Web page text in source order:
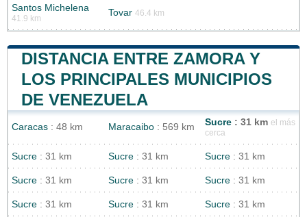
Santos Michelena
41.9 km
Tovar 46.4 km
DISTANCIA ENTRE ZAMORA Y
LOS PRINCIPALES MUNICIPIOS
DE VENEZUELA
Caracas : 48 km Maracaibo : 569 km Sucre : 31 km el más
cerca
Sucre : 31 km Sucre : 31 km Sucre : 31 km
Sucre : 31 km Sucre : 31 km Sucre : 31 km
Sucre : 31 km Sucre : 31 km Sucre : 31 km